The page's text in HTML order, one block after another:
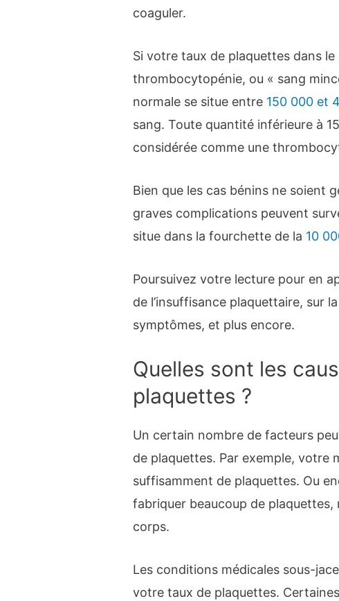
coaguler.
Si votre taux de plaquettes dans
thrombocytopénie, ou « sang
normale se situe entre 150 000 et
sang. Toute quantité inférieure à
considérée comme une
Bien que les cas bénins ne soient
graves complications peuvent
situe dans la fourchette de la 10
Poursuivez votre lecture pour en
de l’insuffisance plaquettaire, sur
symptômes, et plus encore.
Quelles sont les
plaquettes ?
Un certain nombre de facteurs
de plaquettes. Par exemple, votre
suffisamment de plaquettes. Ou
fabriquer beaucoup de plaquettes,
corps.
Les conditions médicales sous-
votre taux de plaquettes.